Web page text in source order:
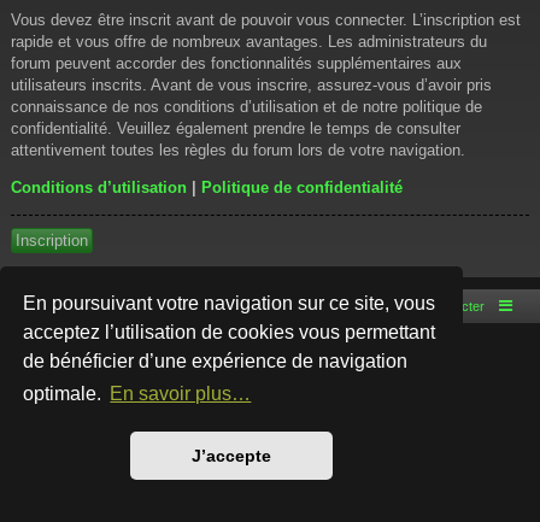
En poursuivant votre navigation sur ce site, vous
acceptez l’utilisation de cookies vous permettant
de bénéficier d’une expérience de navigation
optimale. En savoir plus…
J’accepte
Vous devez être inscrit avant de pouvoir vous connecter. L’inscription est
rapide et vous offre de nombreux avantages. Les administrateurs du
forum peuvent accorder des fonctionnalités supplémentaires aux
utilisateurs inscrits. Avant de vous inscrire, assurez-vous d’avoir pris
connaissance de nos conditions d’utilisation et de notre politique de
confidentialité. Veuillez également prendre le temps de consulter
attentivement toutes les règles du forum lors de votre navigation.
Conditions d’utilisation | Politique de confidentialité
Inscription
Accueil du forum Nous contacter
Développé parphpBB® Forum Software © phpBB Limited
Style par
Traduction française officielle